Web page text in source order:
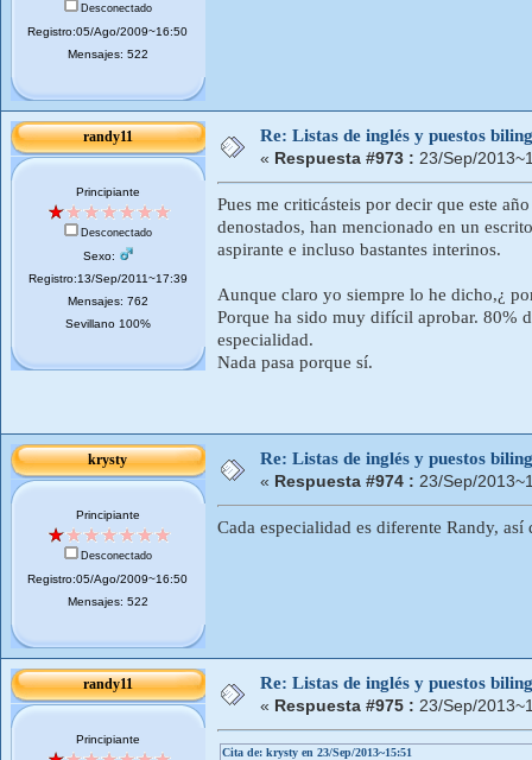
Desconectado
Registro:05/Ago/2009~16:50
Mensajes: 522
randy11
Principiante
Desconectado
Sexo:
Registro:13/Sep/2011~17:39
Mensajes: 762
Sevillano 100%
Re: Listas de inglés y puestos
« Respuesta #973 : 23/Sep/
Pues me criticásteis por decir que este
denostados, han mencionado en un
aspirante e incluso bastantes interinos.
Aunque claro yo siempre lo he dicho,¿
Porque ha sido muy difícil aprobar. 80%
especialidad.
Nada pasa porque sí.
krysty
Principiante
Desconectado
Registro:05/Ago/2009~16:50
Mensajes: 522
Re: Listas de inglés y puestos
« Respuesta #974 : 23/Sep/
Cada especialidad es diferente Randy,
randy11
Principiante
Re: Listas de inglés y puestos
« Respuesta #975 : 23/Sep/
Cita de: krysty en 23/Sep/2013~15:51